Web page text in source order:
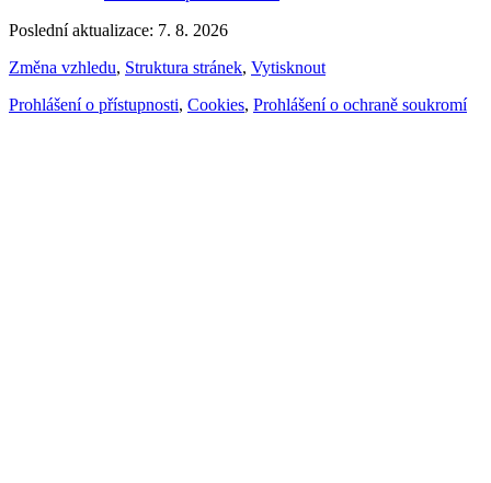
Poslední aktualizace: 7. 8. 2026
Změna vzhledu, Struktura stránek, Vytisknout
Prohlášení o přístupnosti, Cookies, Prohlášení o ochraně soukromí